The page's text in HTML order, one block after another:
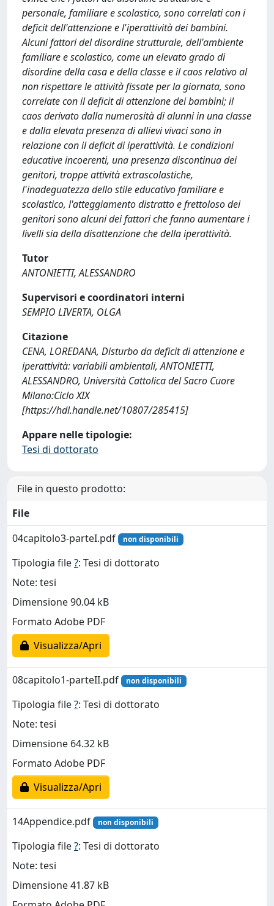
personale, familiare e scolastico, sono correlati con i
deficit dell'attenzione e l'iperattività dei bambini.
Alcuni fattori del disordine strutturale, dell'ambiente
familiare e scolastico, come un elevato grado di
disordine della casa e della classe e il caos relativo al
non rispettare le attività fissate per la giornata, sono
correlate con il deficit di attenzione dei bambini; il
caos derivato dalla numerosità di alunni in una classe
e dalla elevata presenza di allievi vivaci sono in
relazione con il deficit di iperattività. Le condizioni
educative incoerenti, una presenza discontinua dei
genitori, troppe attività extrascolastiche,
l'inadeguatezza dello stile educativo familiare e
scolastico, l'atteggiamento distratto e frettoloso dei
genitori sono alcuni dei fattori che fanno aumentare i
livelli sia della disattenzione che della iperattività.
Tutor
ANTONIETTI, ALESSANDRO
Supervisori e coordinatori interni
SEMPIO LIVERTA, OLGA
Citazione
CENA, LOREDANA, Disturbo da deficit di attenzione e
iperattività: variabili ambientali, ANTONIETTI,
ALESSANDRO, Università Cattolica del Sacro Cuore
Milano:Ciclo XIX
[https://hdl.handle.net/10807/285415]
Appare nelle tipologie:
Tesi di dottorato
File in questo prodotto:
File
04capitolo3-parteI.pdf
non disponibili
Tipologia file?: Tesi di dottorato
Note: tesi
Dimensione 90.04 kB
Formato Adobe PDF
Visualizza/Apri
08capitolo1-parteII.pdf non disponibili
Tipologia file?: Tesi di dottorato
Note: tesi
Dimensione 64.32 kB
Formato Adobe PDF
Visualizza/Apri
14Appendice.pdf non disponibili
Tipologia file?: Tesi di dottorato
Note: tesi
Dimensione 41.87 kB